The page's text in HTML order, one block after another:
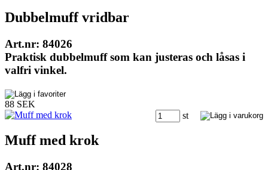
Dubbelmuff vridbar
Art.nr: 84026
Praktisk dubbelmuff som kan justeras och låsas i
valfri vinkel.
88 SEK
st
Muff med krok
Art.nr: 84028